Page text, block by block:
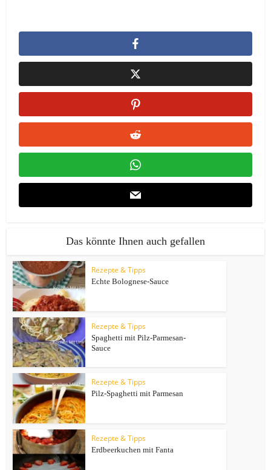
Das könnte Ihnen auch gefallen
Rezepte & Tipps
Echte Bolognese-Sauce
Rezepte & Tipps
Spaghetti mit Pilz-Parmesan-
Sauce
Rezepte & Tipps
Pilz-Spaghetti mit Parmesan
Rezepte & Tipps
Erdbeerkuchen mit Fanta